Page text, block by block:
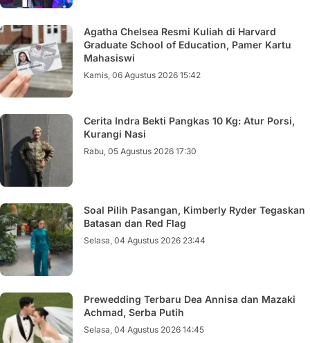
Agatha Chelsea Resmi Kuliah di Harvard
Graduate School of Education, Pamer Kartu
Mahasiswi
Kamis, 06 Agustus 2026 15:42
Cerita Indra Bekti Pangkas 10 Kg: Atur Porsi,
Kurangi Nasi
Rabu, 05 Agustus 2026 17:30
Soal Pilih Pasangan, Kimberly Ryder Tegaskan
Batasan dan Red Flag
Selasa, 04 Agustus 2026 23:44
Prewedding Terbaru Dea Annisa dan Mazaki
Achmad, Serba Putih
Selasa, 04 Agustus 2026 14:45